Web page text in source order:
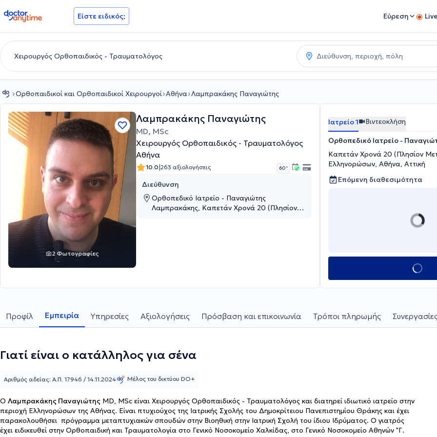
doctoranytime Είστε ειδικός; Εύρεση
Ορθοπαιδικοί και Ορθοπαιδικοί Χειρουργοί Αθήνα Λαμπρακάκης Παναγιώτης
2 Φωτογραφίες
Λαμπρακάκης Παναγιώτης
MD, MSc
Χειρουργός Ορθοπαιδικός - Τραυματολόγος
Αθήνα
10.0|263 αξιολογήσεις 60 '
Διεύθυνση
Ορθοπεδικό Ιατρείο - Παναγιώτης
Λαμπρακάκης, Καπετάν Χρονά 20 (Πλησίον
Ιατρείο 1 Βιντεοκλήση
Ορθοπεδικό Ιατρείο -
Καπετάν Χρονά 20 (Πλησίον
Ελληνορώσων, Αθήνα, Αττική
Επόμενη διαθεσιμότητα
Προφίλ Εμπειρία Υπηρεσίες Αξιολογήσεις Πρόσβαση και επικοινωνία Τρόποι πληρωμής
Γιατί είναι ο κατάλληλος για σένα
Ο Λαμπρακάκης Παναγιώτης MD, MSc είναι Χειρουργός Ορθοπαιδικός - Τραυματολόγος και διατηρεί ιδιωτικό ιατρείο στην
περιοχή Ελληνορώσων της Αθήνας. Είναι πτυχιούχος της Ιατρικής Σχολής του Δημοκρίτειου Πανεπιστημίου Θράκης και έχει
παρακολουθήσει πρόγραμμα μεταπτυχιακών σπουδών στην Βιοηθική στην Ιατρική Σχολή του ίδιου Ιδρύματος. O γιατρός
έχει ειδικευθεί στην Ορθοπαιδική και Τραυματολογία στο Γενικό Νοσοκομείο Χαλκίδας, στο Γενικό Νοσοκομείο Αθηνών "Γ.
Αριθμός αδείας: Α.Π. 17946 / 14.11.2024 Μέλος του δικτύου DO+